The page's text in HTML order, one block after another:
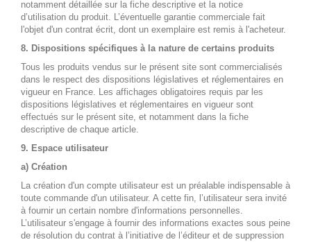
notamment détaillée sur la fiche descriptive et la notice
d’utilisation du produit. L’éventuelle garantie commerciale fait
l'objet d'un contrat écrit, dont un exemplaire est remis à l'acheteur.
8. Dispositions spécifiques à la nature de certains produits
Tous les produits vendus sur le présent site sont commercialisés
dans le respect des dispositions législatives et réglementaires en
vigueur en France. Les affichages obligatoires requis par les
dispositions législatives et réglementaires en vigueur sont
effectués sur le présent site, et notamment dans la fiche
descriptive de chaque article.
9. Espace utilisateur
a) Création
La création d'un compte utilisateur est un préalable indispensable à
toute commande d'un utilisateur. A cette fin, l’utilisateur sera invité
à fournir un certain nombre d'informations personnelles.
L’utilisateur s'engage à fournir des informations exactes sous peine
de résolution du contrat à l’initiative de l’éditeur et de suppression